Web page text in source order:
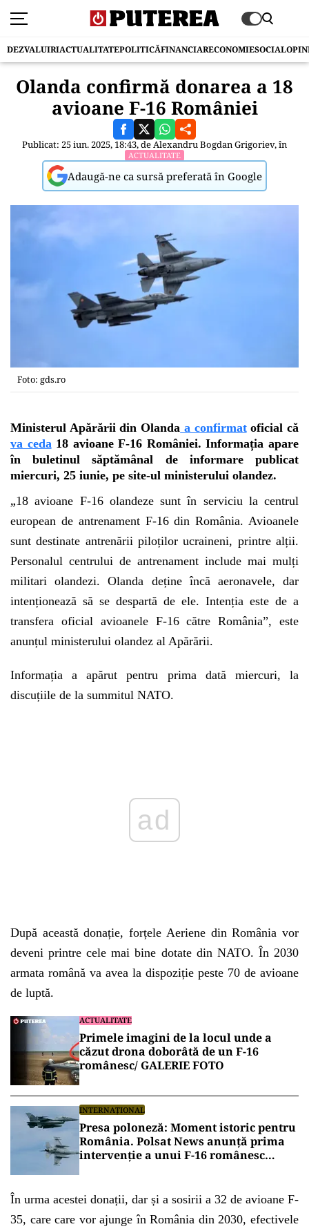
DEZVALUIRIACTUALITATEPOLITICĂFINANCIARECONOMIESOCIAL
Olanda confirmă donarea a 18
avioane F-16 României
Publicat: 25 iun. 2025, 18:43, deAlexandru Bogdan Grigoriev, în
ACTUALITATE
Adaugă-ne ca sursă preferată în Google
Foto: gds.ro
Ministerul Apărării din Olanda a confirmatoficial că
va ceda 18 avioane F-16 României. Informația apare
în buletinul săptămânal de informare publicat
miercuri, 25 iunie, pe site-ul ministerului olandez.
„18 avioane F-16 olandeze sunt în serviciu la centrul
european de antrenament F-16 din România. Avioanele
sunt destinate antrenării piloților ucraineni, printre alții.
Personalul centrului de antrenament include mai mulți
militari olandezi. Olanda deține încă aeronavele, dar
intenționează să se despartă de ele. Intenția este de a
transfera oficial avioanele F-16 către România”, este
anunțul ministerului olandez al Apărării.
Informația a apărut pentru prima dată miercuri, la
discuțiile de la summitul NATO.
După această donație, forțele Aeriene din România vor
deveni printre cele mai bine dotate din NATO. În 2030
armata română va avea la dispoziție peste 70 de avioane
de luptă.
ACTUALITATE
Primele imagini de la locul unde a
căzut drona doborâtă de un F-16
românesc/ GALERIE FOTO
INTERNAȚIONAL
Presa poloneză: Moment istoric pentru
România. Polsat News anunță prima
intervenție a unui F-16 românesc
În urma acestei donații, dar și a sosirii a 32 de avioane F-
35, care care vor ajunge în România din 2030, efectivele